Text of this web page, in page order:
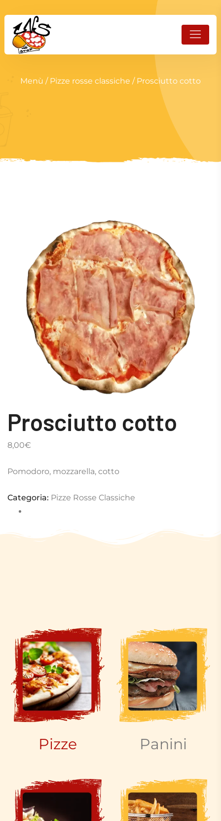
Menù / Pizze rosse classiche / Prosciutto cotto
Prosciutto cotto
8,00€
Pomodoro, mozzarella, cotto
Categoria: Pizze Rosse Classiche
Pizze Panini